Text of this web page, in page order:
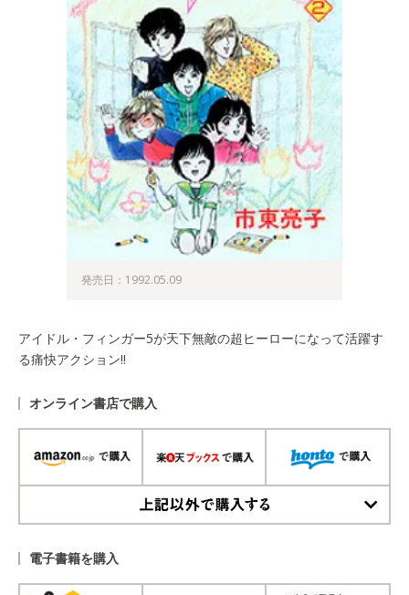
発売日：1992.05.09
アイドル・フィンガー5が天下無敵の超ヒーローになって活躍す
る痛快アクション!!
オンライン書店で購入
電子書籍を購入